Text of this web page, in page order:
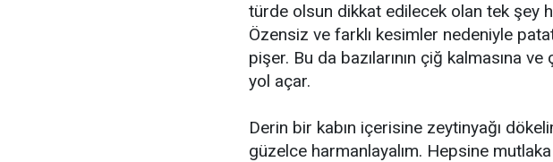
türde olsun dikkat edilecek olan tek şey
Özensiz ve farklı kesimler nedeniyle
pişer. Bu da bazılarının çiğ kalmasına
yol açar.
Derin bir kabın içerisine zeytinyağı
güzelce harmanlayalım. Hepsine